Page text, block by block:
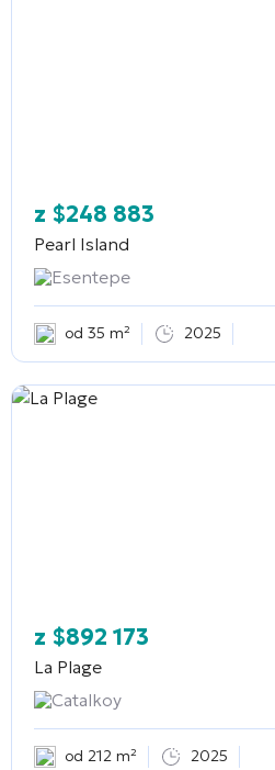
z $248 883
Pearl Island
Esentepe
od 35 m² 2025
z $892 173
La Plage
Catalkoy
od 212 m² 2025